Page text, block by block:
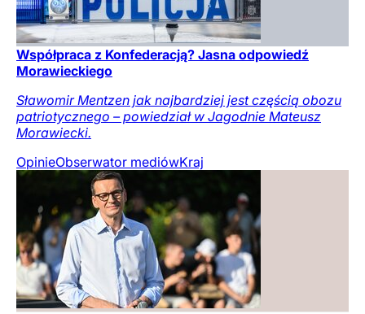
Współpraca z Konfederacją? Jasna odpowiedź
Morawieckiego
Sławomir Mentzen jak najbardziej jest częścią obozu
patriotycznego – powiedział w Jagodnie Mateusz
Morawiecki.
OpinieObserwator mediówKraj